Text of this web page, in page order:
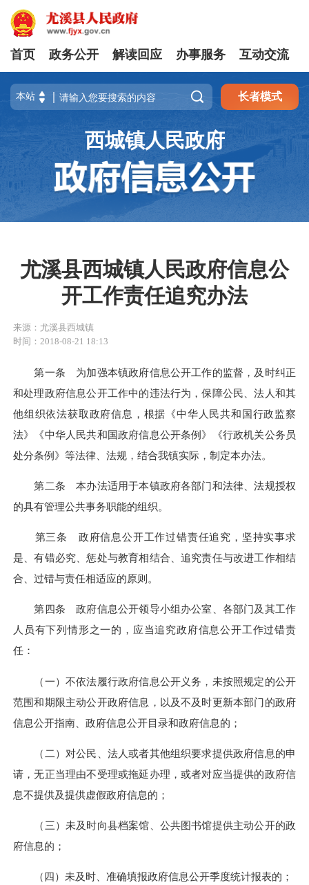
首页 政务公开 解读回应 办事服务 互动交流
 长者模式
西城镇人民政府
尤溪县西城镇人民政府信息公
开工作责任追究办法
来源：尤溪县西城镇
时间：2018-08-21 18:13
第一条 为加强本镇政府信息公开工作的监督，及时纠正
和处理政府信息公开工作中的违法行为，保障公民、法人和其
他组织依法获取政府信息，根据《中华人民共和国行政监察
法》《中华人民共和国政府信息公开条例》《行政机关公务员
处分条例》等法律、法规，结合我镇实际，制定本办法。
第二条 本办法适用于本镇政府各部门和法律、法规授权
的具有管理公共事务职能的组织。
第三条 政府信息公开工作过错责任追究，坚持实事求
是、有错必究、惩处与教育相结合、追究责任与改进工作相结
合、过错与责任相适应的原则。
第四条 政府信息公开领导小组办公室、各部门及其工作
人员有下列情形之一的，应当追究政府信息公开工作过错责
任：
（一）不依法履行政府信息公开义务，未按照规定的公开
范围和期限主动公开政府信息，以及不及时更新本部门的政府
信息公开指南、政府信息公开目录和政府信息的；
（二）对公民、法人或者其他组织要求提供政府信息的申
请，无正当理由不受理或拖延办理，或者对应当提供的政府信
息不提供及提供虚假政府信息的；
（三）未及时向县档案馆、公共图书馆提供主动公开的政
府信息的；
（四）未及时、准确填报政府信息公开季度统计报表的；